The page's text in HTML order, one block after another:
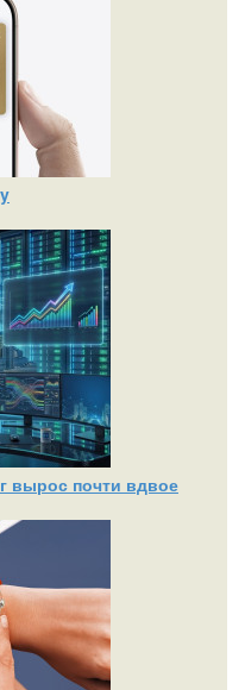
вырос почти вдвое